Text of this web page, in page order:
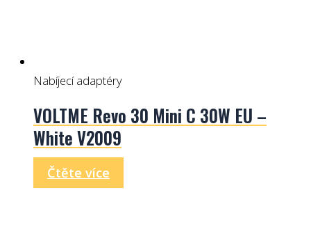
Nabíjecí adaptéry
VOLTME Revo 30 Mini C 30W EU –
White V2009
Čtěte více